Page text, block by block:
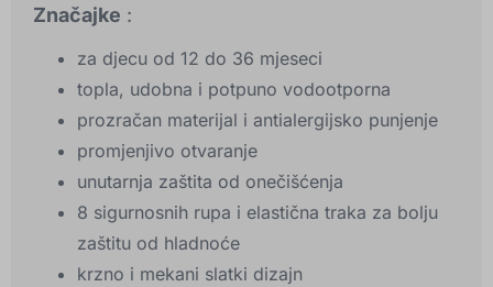
Značajke :
za djecu od 12 do 36 mjeseci
topla, udobna i potpuno vodootporna
prozračan materijal i antialergijsko punjenje
promjenjivo otvaranje
unutarnja zaštita od onečišćenja
8 sigurnosnih rupa i elastična traka za bolju
zaštitu od hladnoće
krzno i mekani slatki dizajn